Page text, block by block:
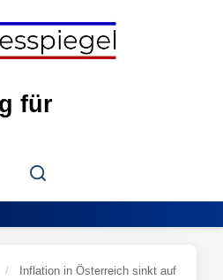
für
Search
/
Inflation in Österreich sinkt auf